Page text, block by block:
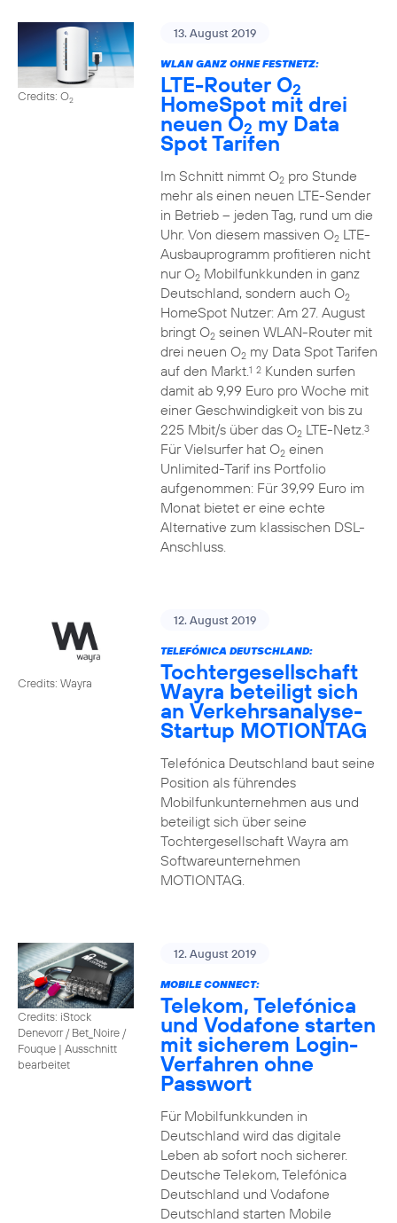
Credits: O2
13. August 2019
WLAN GANZ OHNE FESTNETZ:
LTE-Router O2
HomeSpot mit drei
neuen O2 my Data
Spot Tarifen
Im Schnitt nimmt O2pro Stunde
mehr als einen neuen LTE-Sender
in Betrieb – jeden Tag, rund um die
Uhr. Von diesem massiven O2LTE-
Ausbauprogramm profitieren nicht
nur O2Mobilfunkkunden in ganz
Deutschland, sondern auch O2
HomeSpot Nutzer: Am 27. August
bringt O2seinen WLAN-Router mit
drei neuen O2my Data Spot Tarifen
auf den Markt.1 2Kunden surfen
damit ab 9,99 Euro pro Woche mit
einer Geschwindigkeit von bis zu
225 Mbit/s über das O2LTE-Netz.3
Für Vielsurfer hat O2einen
Unlimited-Tarif ins Portfolio
aufgenommen: Für 39,99 Euro im
Monat bietet er eine echte
Alternative zum klassischen DSL-
Anschluss.
Credits: Wayra
12. August 2019
TELEFÓNICA DEUTSCHLAND:
Tochtergesellschaft
Wayra beteiligt sich
an Verkehrsanalyse-
Startup MOTIONTAG
Telefónica Deutschland baut seine
Position als führendes
Mobilfunkunternehmen aus und
beteiligt sich über seine
Tochtergesellschaft Wayra am
Softwareunternehmen
MOTIONTAG.
Credits: iStock
Denevorr / Bet_Noire /
Fouque | Ausschnitt
bearbeitet
12. August 2019
MOBILE CONNECT:
Telekom, Telefónica
und Vodafone starten
mit sicherem Login-
Verfahren ohne
Passwort
Für Mobilfunkkunden in
Deutschland wird das digitale
Leben ab sofort noch sicherer.
Deutsche Telekom, Telefónica
Deutschland und Vodafone
Deutschland starten Mobile